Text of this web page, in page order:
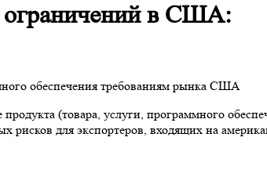
ограничений в США:
обеспечения требованиям рынка США
(товара, услуги, программного
рисков для экспортеров, входящих на